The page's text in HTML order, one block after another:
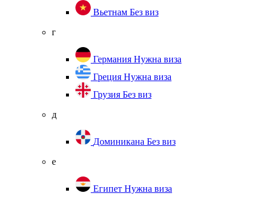
Вьетнам Без виз
г
Германия Нужна виза
Греция Нужна виза
Грузия Без виз
д
Доминикана Без виз
е
Египет Нужна виза